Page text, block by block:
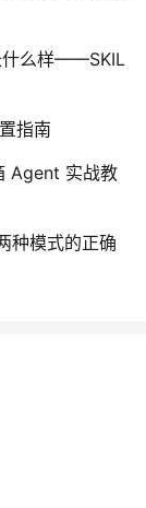
什么样——SKIL
指南
Agent 实战教
种模式的正确